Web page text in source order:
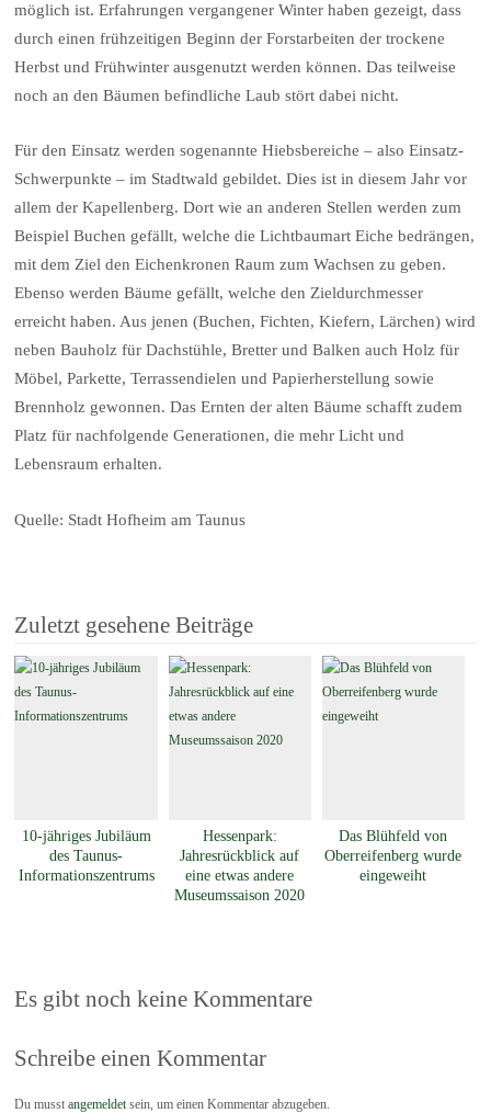
möglich ist. Erfahrungen vergangener Winter haben gezeigt, dass
durch einen frühzeitigen Beginn der Forstarbeiten der trockene
Herbst und Frühwinter ausgenutzt werden können. Das teilweise
noch an den Bäumen befindliche Laub stört dabei nicht.
Für den Einsatz werden sogenannte Hiebsbereiche – also Einsatz-
Schwerpunkte – im Stadtwald gebildet. Dies ist in diesem Jahr vor
allem der Kapellenberg. Dort wie an anderen Stellen werden zum
Beispiel Buchen gefällt, welche die Lichtbaumart Eiche bedrängen,
mit dem Ziel den Eichenkronen Raum zum Wachsen zu geben.
Ebenso werden Bäume gefällt, welche den Zieldurchmesser
erreicht haben. Aus jenen (Buchen, Fichten, Kiefern, Lärchen) wird
neben Bauholz für Dachstühle, Bretter und Balken auch Holz für
Möbel, Parkette, Terrassendielen und Papierherstellung sowie
Brennholz gewonnen. Das Ernten der alten Bäume schafft zudem
Platz für nachfolgende Generationen, die mehr Licht und
Lebensraum erhalten.
Quelle: Stadt Hofheim am Taunus
Zuletzt gesehene Beiträge
10-jähriges Jubiläum
des Taunus-
Informationszentrums
Hessenpark:
Jahresrückblick auf
eine etwas andere
Museumssaison 2020
Das Blühfeld von
Oberreifenberg wurde
eingeweiht
Es gibt noch keine Kommentare
Schreibe einen Kommentar
Du musstangemeldet sein, um einen Kommentar abzugeben.